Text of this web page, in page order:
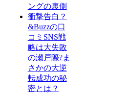
ングの裏側
衝撃告白？
&Buzzの口
コミSNS戦
略は大失敗
の瀬戸際?ま
さかの大逆
転成功の秘
密とは？